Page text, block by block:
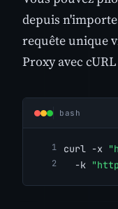
depuis
requête unique
Proxy avec
bash
curl -x
  -k